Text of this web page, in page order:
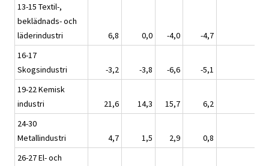
13-15 Textil-,
beklädnads- och
läderindustri
6,8 0,0 -4,0 -4,7
16-17
Skogsindustri
-3,2 -3,8 -6,6 -5,1
19-22 Kemisk
industri
21,6 14,3 15,7 6,2
24-30
Metallindustri
4,7 1,5 2,9 0,8
26-27 El- och